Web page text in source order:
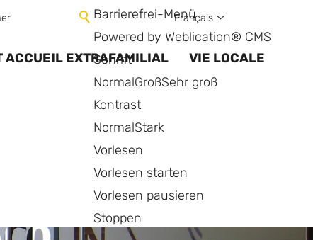
Barrierefrei-Menü
Powered by Weblication® CMS
Schrift
NormalGroßSehr groß
Kontrast
NormalStark
Vorlesen
Vorlesen starten
Vorlesen pausieren
Stoppen
Français
ACCUEIL EXTRAFAMILIAL VIE LOCALE